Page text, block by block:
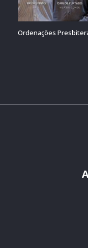
Ordenações